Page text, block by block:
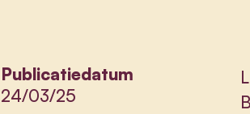
Publicatiedatum
24/03/25